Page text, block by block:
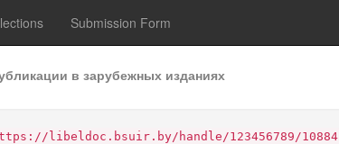
Submission Form
в зарубежных изданиях
libeldoc.bsuir.by/handle/123456789/10884